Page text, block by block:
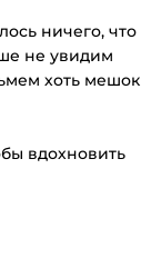
ничего, что
не увидим
хоть мешок
вдохновить